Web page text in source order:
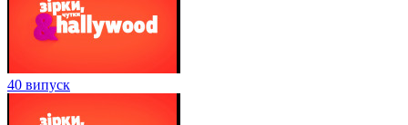
40 випуск